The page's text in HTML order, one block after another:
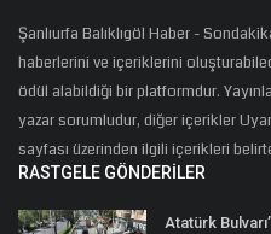
Şanlıurfa Balıklıgöl Haber -
haberlerini ve içeriklerini
ödül alabildiği bir platformdur.
yazar sorumludur, diğer içerikler
sayfası üzerinden ilgili içerikleri
RASTGELE GÖNDERILER
Atatürk